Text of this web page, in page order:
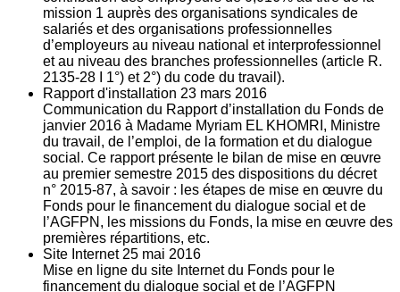
mission 1 auprès des organisations syndicales de
salariés et des organisations professionnelles
d’employeurs au niveau national et interprofessionnel
et au niveau des branches professionnelles (article R.
2135‐28 I 1°) et 2°) du code du travail).
Rapport d'installation 23 mars 2016
Communication du Rapport d’installation du Fonds de
janvier 2016 à Madame Myriam EL KHOMRI, Ministre
du travail, de l’emploi, de la formation et du dialogue
social. Ce rapport présente le bilan de mise en œuvre
au premier semestre 2015 des dispositions du décret
n° 2015-87, à savoir : les étapes de mise en œuvre du
Fonds pour le financement du dialogue social et de
l’AGFPN, les missions du Fonds, la mise en œuvre des
premières répartitions, etc.
Site Internet 25 mai 2016
Mise en ligne du site Internet du Fonds pour le
financement du dialogue social et de l’AGFPN